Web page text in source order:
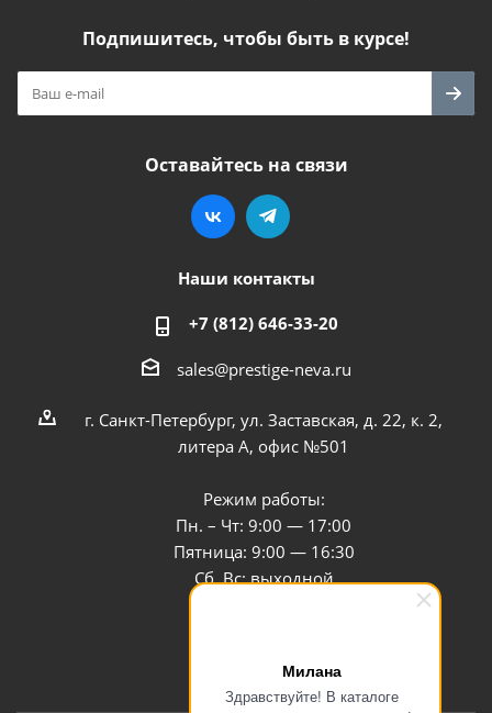
Милана
Здравствуйте! В каталоге
Подпишитесь, чтобы быть в курсе!
Оставайтесь на связи
Наши контакты
+7 (812) 646-33-20
sales@prestige-neva.ru
г. Санкт-Петербург, ул. Заставская, д. 22, к. 2,
литера А, офис №501
Режим работы:
Пн. – Чт: 9:00 — 17:00
Пятница: 9:00 — 16:30
Сб, Вс: выходной